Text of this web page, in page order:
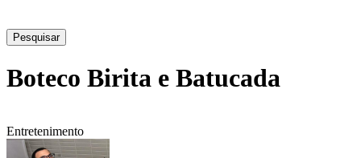
Pesquisar
Boteco Birita e Batucada
Entretenimento